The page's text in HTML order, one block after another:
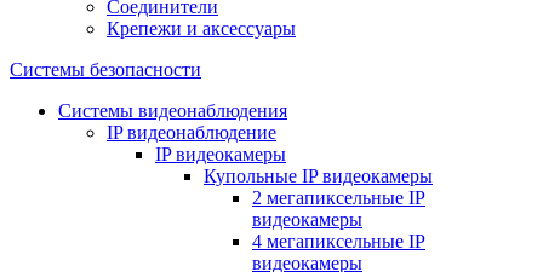
Соединители
Крепежи и аксессуары
Системы безопасности
Системы видеонаблюдения
IP видеонаблюдение
IP видеокамеры
Купольные IP видеокамеры
2 мегапиксельные IP
видеокамеры
4 мегапиксельные IP
видеокамеры